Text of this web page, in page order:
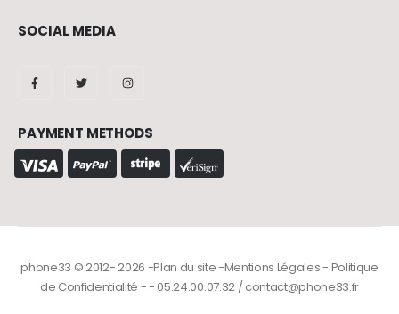
SOCIAL MEDIA
PAYMENT METHODS
phone33 © 2012- 2026 -Plan du site -Mentions Légales - Politique
de Confidentialité - - 05.24.00.07.32 / contact@phone33.fr